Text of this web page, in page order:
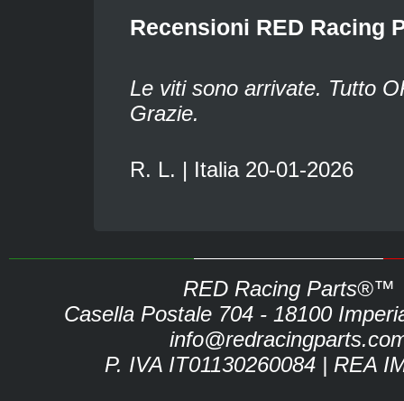
Recensioni RED Racing
Le viti sono arrivate. Tutto
Grazie.
R. L. | Italia 20-01-2026
RED Racing Parts®™
Casella Postale 704 - 18100
P. IVA IT01130260084 | REA